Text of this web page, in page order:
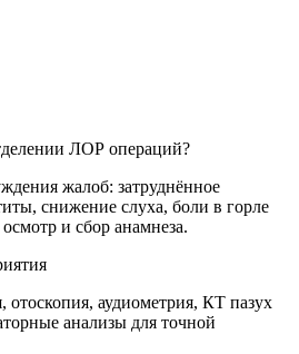
ЛОР операций?
жалоб: затруднённое
снижение слуха, боли в горле
и сбор анамнеза.
отоскопия, аудиометрия, КТ пазух
анализы для точной